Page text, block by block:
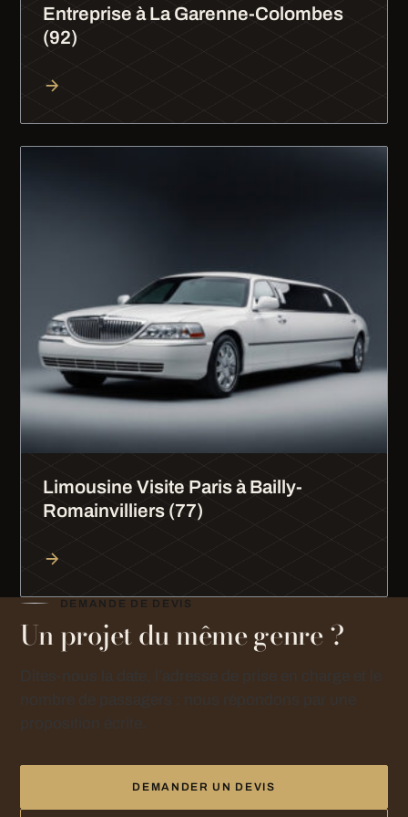
Entreprise à La Garenne-Colombes
(92)
Limousine Visite Paris à Bailly-
Romainvilliers (77)
DEMANDE DE DEVIS
Un projet du même genre ?
DEMANDER UN DEVIS